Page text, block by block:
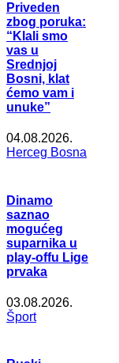
Priveden
zbog poruka:
“Klali smo
vas u
Srednjoj
Bosni, klat
ćemo vam i
unuke”
04.08.2026.
Herceg Bosna
Dinamo
saznao
mogućeg
suparnika u
play-offu Lige
prvaka
03.08.2026.
Šport